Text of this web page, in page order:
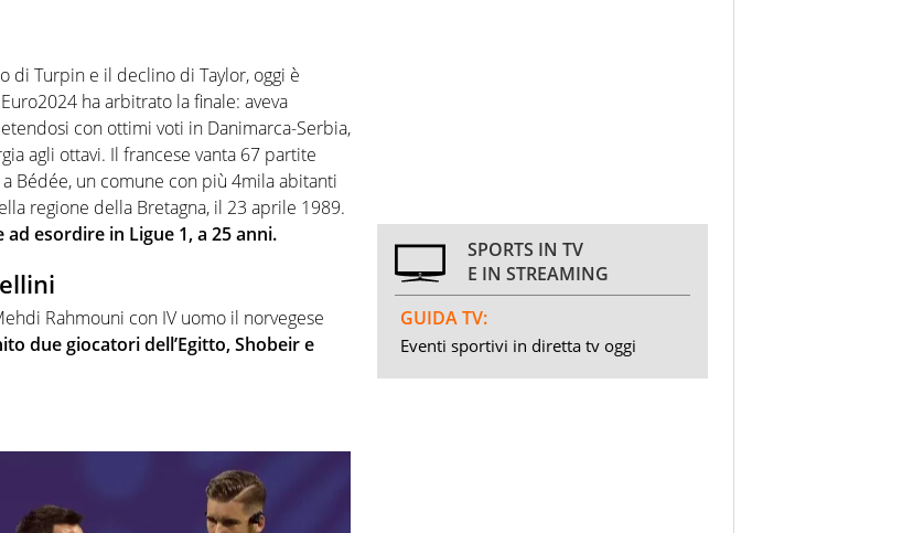
di Turpin e il declino di Taylor, oggi è
ha arbitrato la finale: aveva
con ottimi voti in Danimarca-Serbia,
agli ottavi. Il francese vanta 67 partite
Bédée, un comune con più 4mila abitanti
regione della Bretagna, il 23 aprile 1989.
esordire in Ligue 1, a 25 anni.
Rahmouni con IV uomo il norvegese
due giocatori dell’Egitto, Shobeir e
SPORTS IN TV
E IN STREAMING
GUIDA TV:
Eventi sportivi in diretta tv oggi